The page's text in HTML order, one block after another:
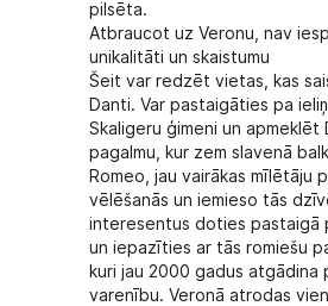
pilsēta.
Atbraucot uz Veronu, nav
unikalitāti un skaistumu
Šeit var redzēt vietas, kas
Danti. Var pastaigāties pa
Skaligeru ģimeni un apmeklēt
pagalmu, kur zem slavenā
Romeo, jau vairākas mīlētāju
vēlēšanās un iemieso tās
interesentus doties pastaigā
un iepazīties ar tās romiešu
kuri jau 2000 gadus atgādina
varenību. Veronā atrodas